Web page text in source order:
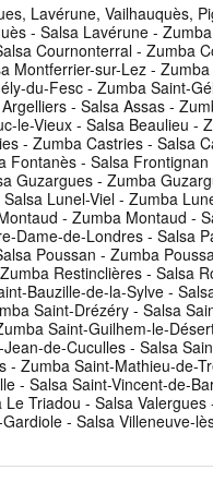
Lavérune,
- Salsa Lavérune -
Cournonterral -
Montferrier-sur-Lez -
du-Fesc - Zumba Saint-
- Salsa Assas -
le-Vieux - Salsa Beaulieu
- Zumba Castries - Salsa
- Salsa
Guzargues - Zumba
Lunel-Viel - Zumba
- Zumba Montaud
Dame-de-Londres - Salsa
Poussan - Zumba
Restinclières -
Bauzille-de-la-Sylve -
Saint-Drézéry - Salsa
Saint-Guilhem-le-
de-Cuculles - Salsa
Zumba Saint-Mathieu-
- Salsa Saint-Vincent-
Triadou - Salsa
- Salsa